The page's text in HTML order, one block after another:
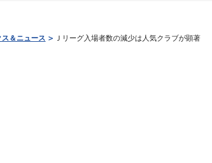
ス＆ニュース Ｊリーグ入場者数の減少は人気クラブが顕著